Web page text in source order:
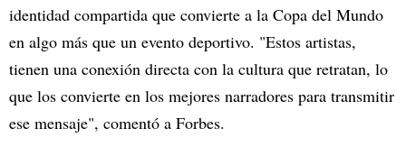
identidad compartida que convierte a la Copa del Mundo
en algo más que un evento deportivo. "Estos artistas,
tienen una conexión directa con la cultura que retratan, lo
que los convierte en los mejores narradores para transmitir
ese mensaje", comentó a Forbes.